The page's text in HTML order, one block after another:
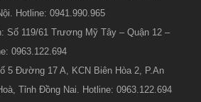
Hotline: 0941.990.965
Số 119/61 Trương Mỹ Tây – Quận 12 –
0963.122.694
5 Đường 17 A, KCN Biên Hòa 2, P.An
Tỉnh Đồng Nai. Hotline: 0963.122.694